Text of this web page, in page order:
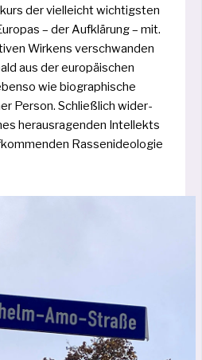
der viel­leicht wich­tigs­ten
– der Aufklärung – mit.
Wirkens ver­schwan­den
aus der euro­päi­schen
wie bio­gra­phi­sche
Person. Schließlich wider­
her­aus­ra­gen­den Intellekts
Rassenideologie